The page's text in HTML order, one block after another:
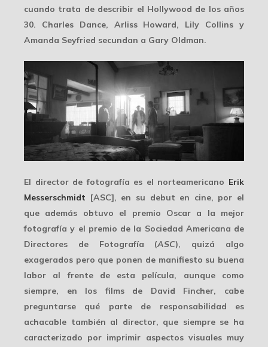
cuando trata de describir el Hollywood de los años
30. Charles Dance, Arliss Howard, Lily Collins y
Amanda Seyfried secundan a Gary Oldman.
El director de fotografía es el norteamericano Erik
Messerschmidt [ASC], en su debut en cine, por el
que además obtuvo el premio Oscar a la mejor
fotografía y el premio de la Sociedad Americana de
Directores de Fotografía (ASC), quizá algo
exagerados pero que ponen de manifiesto su buena
labor al frente de esta película, aunque como
siempre, en los films de David Fincher, cabe
preguntarse qué parte de responsabilidad es
achacable también al director, que siempre se ha
caracterizado por imprimir aspectos visuales muy